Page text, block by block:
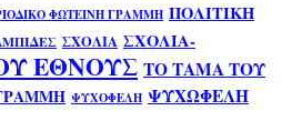
ΦΩΤΕΙΝΗ ΓΡΑΜΜΗ ΠΟΛΙΤΙΚΗ
ΣΧΟΛΙΑ ΣΧΟΛΙΑ-
ΕΘΝΟΥΣ ΤΟ ΤΑΜΑ ΤΟΥ
ΨΥΧΟΦΕΛΗ ΨΥΧΩΦΕΛΗ